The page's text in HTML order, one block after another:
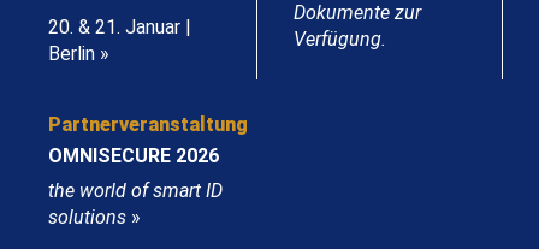
20. & 21. Januar |
Berlin »
Dokumente zur
Verfügung.
Partnerveranstaltung
OMNISECURE 2026
the world of smart ID
solutions »